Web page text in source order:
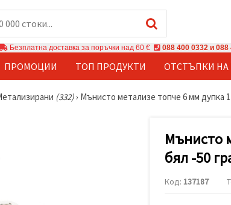
Безплатна доставка за поръчки над 60 € 088 400 0332 и 088
ПРОМОЦИИ ТОП ПРОДУКТИ ОТСТЪПКИ НА
(332)› Мънисто метализе топче 6 мм дупка
Мънисто
бял -50
Код: 137187